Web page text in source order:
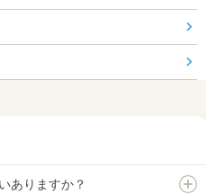
ありますか？